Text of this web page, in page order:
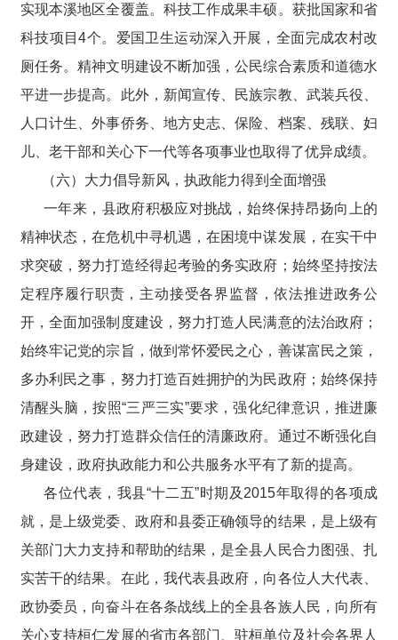
实现本溪地区全覆盖。科技工作成果丰硕。获批国家和省
科技项目4个。爱国卫生运动深入开展，全面完成农村改
厕任务。精神文明建设不断加强，公民综合素质和道德水
平进一步提高。此外，新闻宣传、民族宗教、武装兵役、
人口计生、外事侨务、地方史志、保险、档案、残联、妇
儿、老干部和关心下一代等各项事业也取得了优异成绩。
（六）大力倡导新风，执政能力得到全面增强
一年来，县政府积极应对挑战，始终保持昂扬向上的
精神状态，在危机中寻机遇，在困境中谋发展，在实干中
求突破，努力打造经得起考验的务实政府；始终坚持按法
定程序履行职责，主动接受各界监督，依法推进政务公
开，全面加强制度建设，努力打造人民满意的法治政府；
始终牢记党的宗旨，做到常怀爱民之心，善谋富民之策，
多办利民之事，努力打造百姓拥护的为民政府；始终保持
清醒头脑，按照“三严三实”要求，强化纪律意识，推进廉
政建设，努力打造群众信任的清廉政府。通过不断强化自
身建设，政府执政能力和公共服务水平有了新的提高。
各位代表，我县“十二五”时期及2015年取得的各项成
就，是上级党委、政府和县委正确领导的结果，是上级有
关部门大力支持和帮助的结果，是全县人民合力图强、扎
实苦干的结果。在此，我代表县政府，向各位人大代表、
政协委员，向奋斗在各条战线上的全县各族人民，向所有
关心支持桓仁发展的省市各部门、驻桓单位及社会各界人